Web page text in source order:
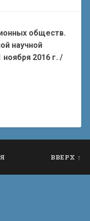
обществ.
научной
2016 г. /
ВВЕРХ ↑